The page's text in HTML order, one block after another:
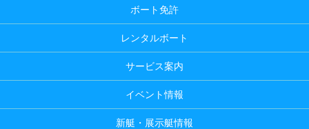
ボート免許
レンタルボート
サービス案内
イベント情報
新艇・展示艇情報